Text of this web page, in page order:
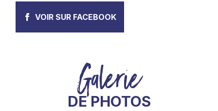
VOIR SUR FACEBOOK
Galerie
DE PHOTOS